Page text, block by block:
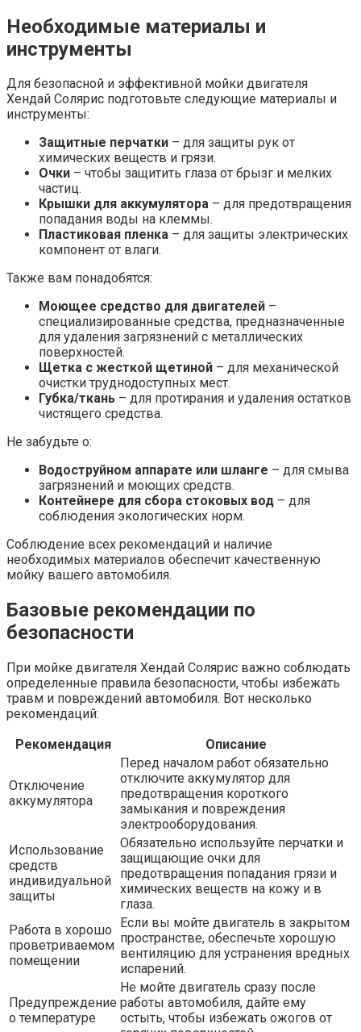
Необходимые материалы и
инструменты
Для безопасной и эффективной мойки двигателя
Хендай Солярис подготовьте следующие материалы и
инструменты:
Защитные перчатки – для защиты рук от
химических веществ и грязи.
Очки – чтобы защитить глаза от брызг и мелких
частиц.
Крышки для аккумулятора – для предотвращения
попадания воды на клеммы.
Пластиковая пленка – для защиты электрических
компонент от влаги.
Также вам понадобятся:
Моющее средство для двигателей –
специализированные средства, предназначенные
для удаления загрязнений с металлических
поверхностей.
Щетка с жесткой щетиной – для механической
очистки труднодоступных мест.
Губка/ткань – для протирания и удаления остатков
чистящего средства.
Не забудьте о:
Водоструйном аппарате или шланге – для смыва
загрязнений и моющих средств.
Контейнере для сбора стоковых вод – для
соблюдения экологических норм.
Соблюдение всех рекомендаций и наличие
необходимых материалов обеспечит качественную
мойку вашего автомобиля.
Базовые рекомендации по
безопасности
При мойке двигателя Хендай Солярис важно соблюдать
определенные правила безопасности, чтобы избежать
травм и повреждений автомобиля. Вот несколько
рекомендаций:
Рекомендация
Описание
Отключение
аккумулятора
Перед началом работ обязательно
отключите аккумулятор для
предотвращения короткого
замыкания и повреждения
электрооборудования.
Использование
средств
индивидуальной
защиты
Обязательно используйте перчатки и
защищающие очки для
предотвращения попадания грязи и
химических веществ на кожу и в
глаза.
Работа в хорошо
проветриваемом
помещении
Если вы мойте двигатель в закрытом
пространстве, обеспечьте хорошую
вентиляцию для устранения вредных
испарений.
Предупреждение
о температуре
Не мойте двигатель сразу после
работы автомобиля, дайте ему
остыть, чтобы избежать ожогов от